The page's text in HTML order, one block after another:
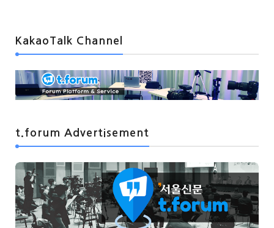
KakaoTalk Channel
t.forum Advertisement